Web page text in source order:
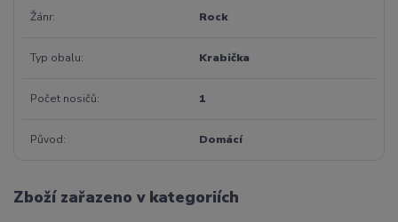
Žánr Rock
Typ obalu Krabička
Počet nosičů 1
Původ Domácí
Zboží zařazeno v kategoriích